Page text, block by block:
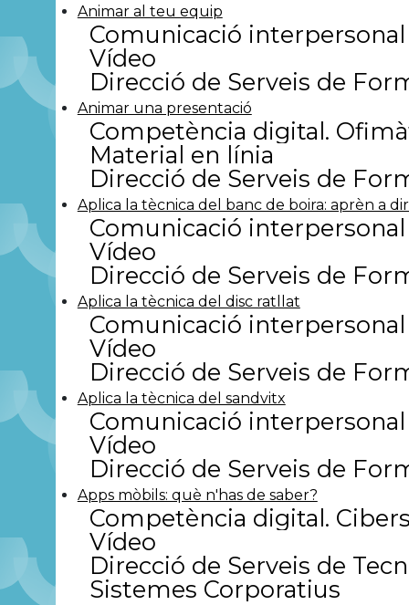
Animar al teu equip
Comunicació interpersonal
Vídeo
Direcció de Serveis de
Animar una presentació
Competència digital.
Material en línia
Direcció de Serveis de
Aplica la tècnica del banc de boira: aprèn a
Comunicació interpersonal
Vídeo
Direcció de Serveis de
Aplica la tècnica del disc ratllat
Comunicació interpersonal
Vídeo
Direcció de Serveis de
Aplica la tècnica del sandvitx
Comunicació interpersonal
Vídeo
Direcció de Serveis de
Apps mòbils: què n'has de saber?
Competència digital.
Vídeo
Direcció de Serveis de
Sistemes Corporatius